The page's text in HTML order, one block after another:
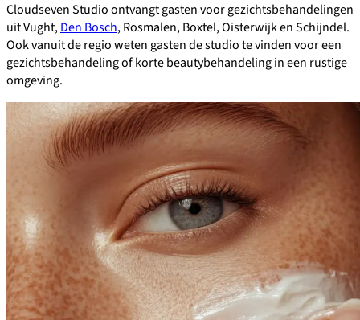
Cloudseven Studio ontvangt gasten voor gezichtsbehandelingen
uit Vught,Den Bosch, Rosmalen, Boxtel, Oisterwijk en Schijndel.
Ook vanuit de regio weten gasten de studio te vinden voor een
gezichtsbehandeling of korte beautybehandeling in een rustige
omgeving.